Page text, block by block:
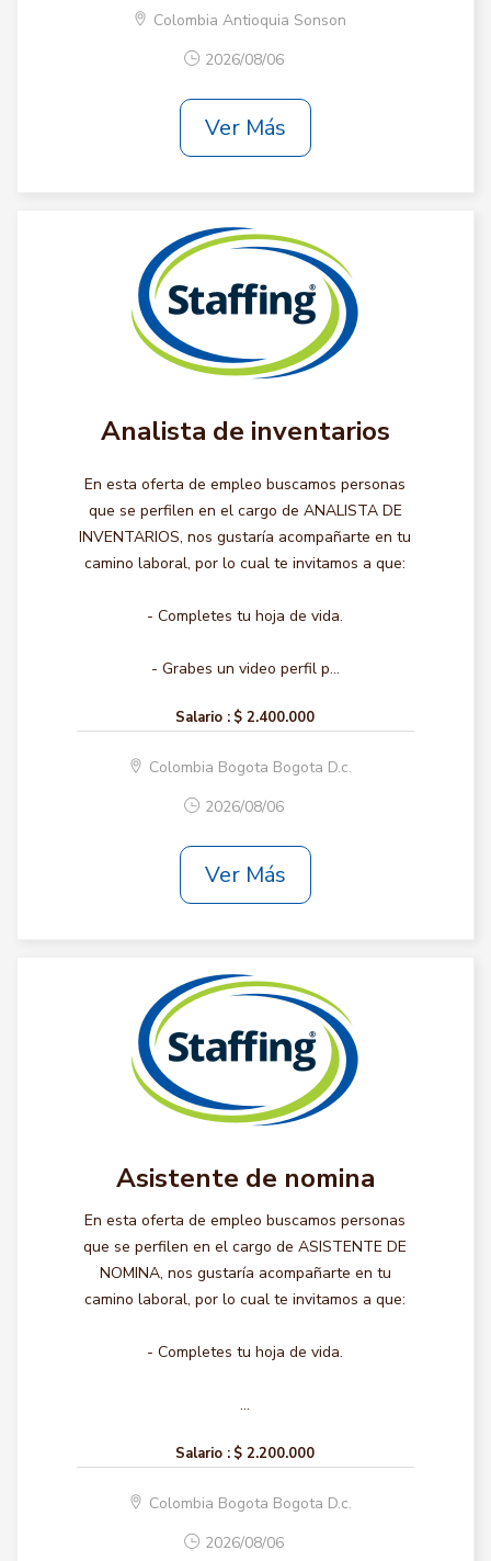
Colombia Antioquia Sonson
2026/08/06
Ver Más
Analista de inventarios
En esta oferta de empleo buscamos personas
que se perfilen en el cargo de ANALISTA DE
INVENTARIOS, nos gustaría acompañarte en tu
camino laboral, por lo cual te invitamos a que:
- Completes tu hoja de vida.
- Grabes un video perfil p...
Salario : $ 2.400.000
Colombia Bogota Bogota D.c.
2026/08/06
Ver Más
Asistente de nomina
En esta oferta de empleo buscamos personas
que se perfilen en el cargo de ASISTENTE DE
NOMINA, nos gustaría acompañarte en tu
camino laboral, por lo cual te invitamos a que:
- Completes tu hoja de vida.
...
Salario : $ 2.200.000
Colombia Bogota Bogota D.c.
2026/08/06